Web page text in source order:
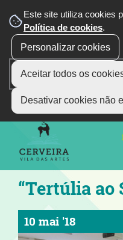
Este site utiliza cookies
Política de cookies.
Personalizar cookies
Aceitar todos os
Desativar cookies não
Select Language ▼
“Tertúlia ao
10 mai '18